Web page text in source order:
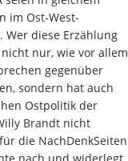
im Ost-West-
diese Erzählung
nur, wie vor allem
gegenüber
sondern hat auch
Ostpolitik der
Brandt nicht
die NachDenkSeiten